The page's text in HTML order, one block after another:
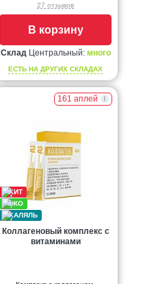
27 отзывов
В корзину
Склад Центральный: много
ЕСТЬ НА ДРУГИХ СКЛАДАХ
161 аплей
Коллагеновый комплекс с
витаминами